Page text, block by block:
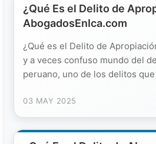
¿Qué Es el Delito de
AbogadosEnIca.com
¿Qué es el Delito de
y a veces confuso mundo del
peruano, uno de los delitos
03 MAY 2025